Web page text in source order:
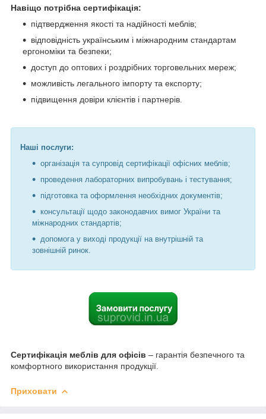
Навіщо потрібна сертифікація:
підтвердження якості та надійності меблів;
відповідність українським і міжнародним стандартам
ергономіки та безпеки;
доступ до оптових і роздрібних торговельних мереж;
можливість легального імпорту та експорту;
підвищення довіри клієнтів і партнерів.
Наші послуги:
організація та супровід сертифікації офісних меблів;
проведення лабораторних випробувань і тестування;
підготовка та оформлення необхідних документів;
консультації щодо законодавчих вимог України та
міжнародних стандартів;
допомога у виході продукції на внутрішній та
зовнішній ринок.
Сертифікація меблів для офісів – гарантія безпечного та
комфортного використання продукції.
Приховати